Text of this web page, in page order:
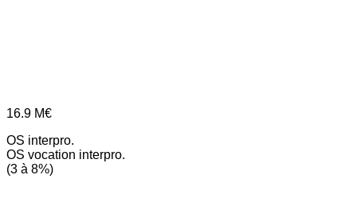
16.9 M€
OS interpro.
OS vocation interpro.
(3 à 8%)